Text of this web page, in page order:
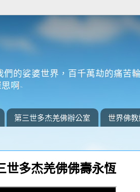
的娑婆世界，百千萬劫的痛苦
啊~
第三世多杰羌佛辦公室 世界佛教
世多杰羌佛佛壽永恆